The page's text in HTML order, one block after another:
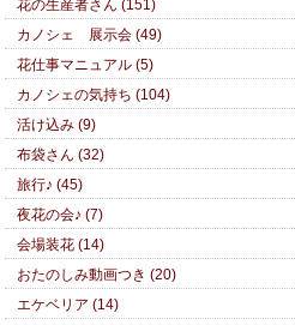
花の生産者さん (151)
カノシェ 展示会 (49)
花仕事マニュアル (5)
カノシェの気持ち (104)
活け込み (9)
布袋さん (32)
旅行♪ (45)
夜花の会♪ (7)
会場装花 (14)
おたのしみ動画つき (20)
エケベリア (14)